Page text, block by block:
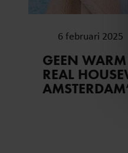
6 februari 2025
GEEN WARM
REAL